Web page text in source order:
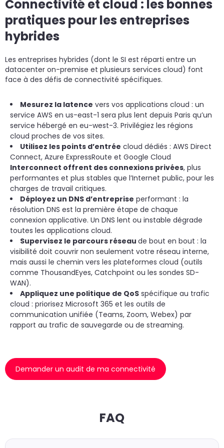
Connectivité et cloud : les bonnes
pratiques pour les entreprises
hybrides
Les entreprises hybrides (dont le SI est réparti entre un
datacenter on-premise et plusieurs services cloud) font
face à des défis de connectivité spécifiques.
Mesurez la latence vers vos applications cloud : un
service AWS en us-east-1 sera plus lent depuis Paris qu’un
service hébergé en eu-west-3. Privilégiez les régions
cloud proches de vos sites.
Utilisez les points d’entrée cloud dédiés : AWS Direct
Connect, Azure ExpressRoute et Google Cloud
Interconnect offrent des connexions privées, plus
performantes et plus stables que l’Internet public, pour les
charges de travail critiques.
Déployez un DNS d’entreprise performant : la
résolution DNS est la première étape de chaque
connexion applicative. Un DNS lent ou instable dégrade
toutes les applications cloud.
Supervisez le parcours réseau de bout en bout : la
visibilité doit couvrir non seulement votre réseau interne,
mais aussi le chemin vers les plateformes cloud (outils
comme ThousandEyes, Catchpoint ou les sondes SD-
WAN).
Appliquez une politique de QoS spécifique au trafic
cloud : priorisez Microsoft 365 et les outils de
communication unifiée (Teams, Zoom, Webex) par
rapport au trafic de sauvegarde ou de streaming.
Demander un audit de ma connectivité
FAQ